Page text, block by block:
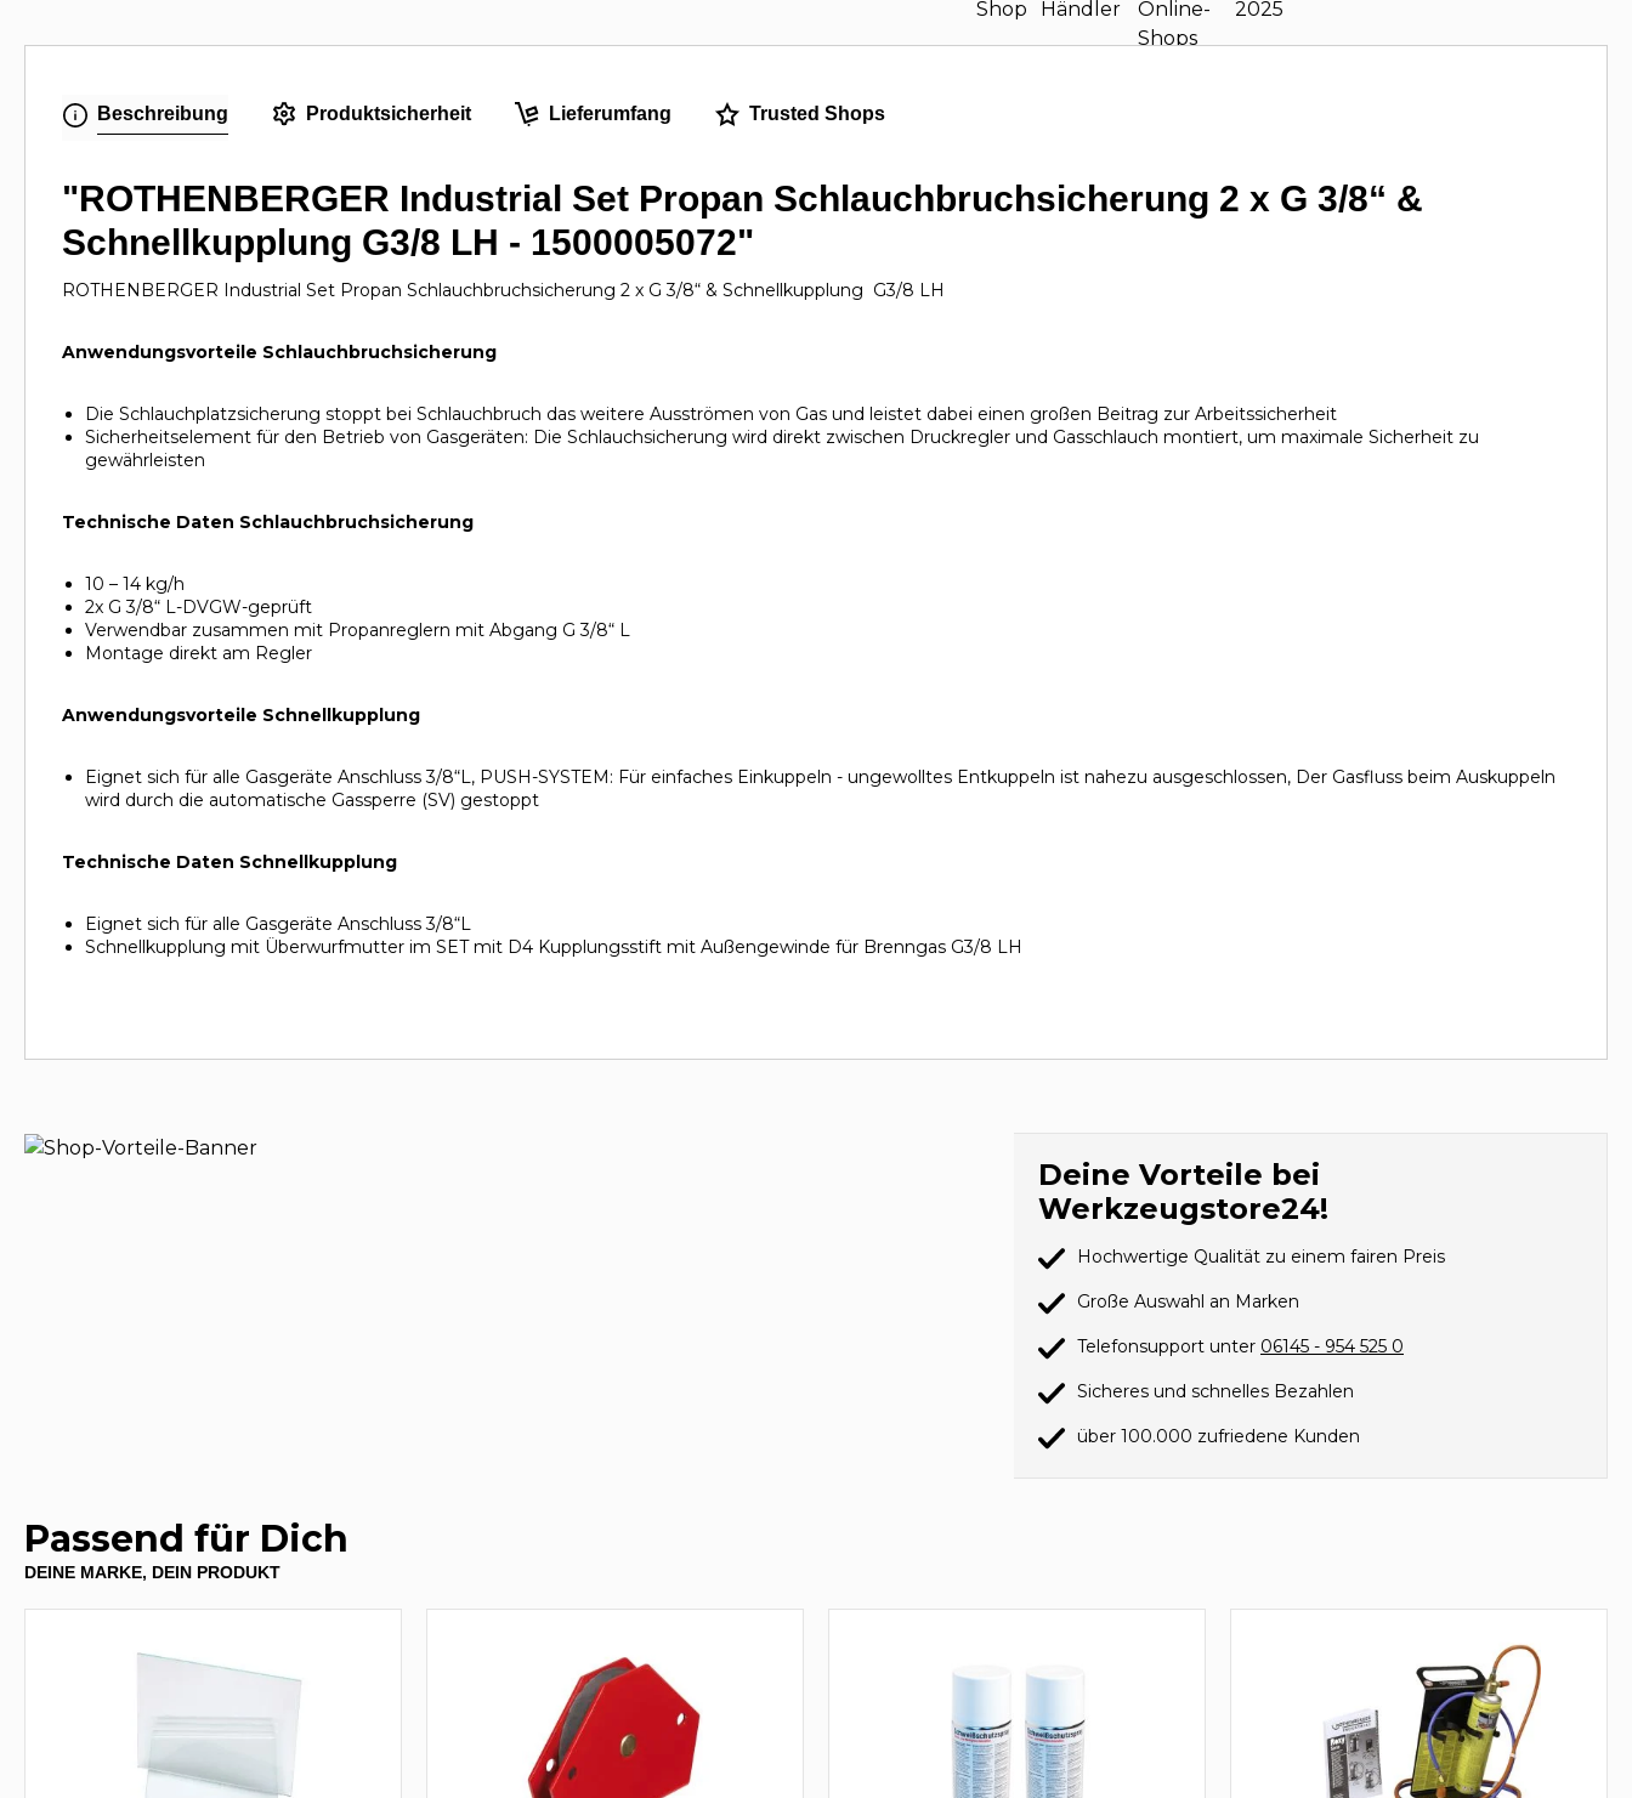
Beschreibung Produktsicherheit Lieferumfang Trusted Shops
"ROTHENBERGER Industrial Set Propan Schlauchbruchsicherung 2 x G 3/8“ &
Schnellkupplung G3/8 LH - 1500005072"
ROTHENBERGER Industrial Set Propan Schlauchbruchsicherung 2 x G 3/8“ & Schnellkupplung G3/8 LH
Anwendungsvorteile Schlauchbruchsicherung
Die Schlauchplatzsicherung stoppt bei Schlauchbruch das weitere Ausströmen von Gas und leistet dabei einen großen Beitrag zur Arbeitssicherheit
Sicherheitselement für den Betrieb von Gasgeräten: Die Schlauchsicherung wird direkt zwischen Druckregler und Gasschlauch montiert, um maximale Sicherheit zu
gewährleisten
Technische Daten Schlauchbruchsicherung
10 – 14 kg/h
2x G 3/8“ L-DVGW-geprüft
Verwendbar zusammen mit Propanreglern mit Abgang G 3/8“ L
Montage direkt am Regler
Anwendungsvorteile Schnellkupplung
Eignet sich für alle Gasgeräte Anschluss 3/8“L, PUSH-SYSTEM: Für einfaches Einkuppeln - ungewolltes Entkuppeln ist nahezu ausgeschlossen, Der Gasfluss beim Auskuppeln
wird durch die automatische Gassperre (SV) gestoppt
Technische Daten Schnellkupplung
Eignet sich für alle Gasgeräte Anschluss 3/8“L
Schnellkupplung mit Überwurfmutter im SET mit D4 Kupplungsstift mit Außengewinde für Brenngas G3/8 LH
Deine Vorteile bei
Werkzeugstore24!
Hochwertige Qualität zu einem fairen Preis
Große Auswahl an Marken
Telefonsupport unter 06145 - 954 525 0
Sicheres und schnelles Bezahlen
über 100.000 zufriedene Kunden
Passend für Dich
DEINE MARKE, DEIN PRODUKT